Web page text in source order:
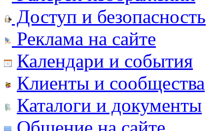
Доступ и безопасность
Реклама на сайте
Календари и события
Клиенты и сообщества
Каталоги и документы